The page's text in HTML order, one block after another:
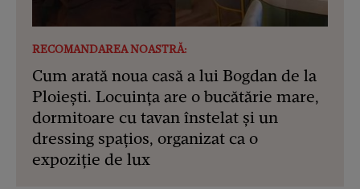
RECOMANDAREA NOASTRĂ:
Cum arată noua casă a lui Bogdan de la
Ploiești. Locuința are o bucătărie mare,
dormitoare cu tavan înstelat și un
dressing spațios, organizat ca o
expoziție de lux